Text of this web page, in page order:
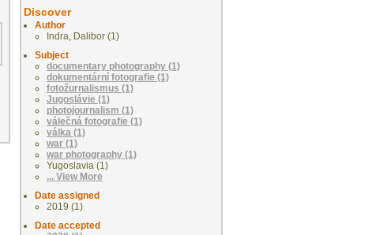
Discover
Author
Indra, Dalibor (1)
Subject
documentary photography (1)
dokumentární fotografie (1)
fotožurnalismus (1)
Jugoslávie (1)
photojournalism (1)
válečná fotografie (1)
válka (1)
war (1)
war photography (1)
Yugoslavia (1)
... View More
Date assigned
2019 (1)
Date accepted